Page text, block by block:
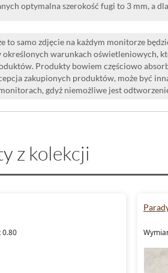
optymalna szerokość fugi to 3 mm, a
to samo zdjęcie na każdym monitorze
określonych warunkach oświetleniowych,
Produkty bowiem częściowo
zakupionych produktów, może być
gdyż niemożliwe jest
z kolekcji
0.80